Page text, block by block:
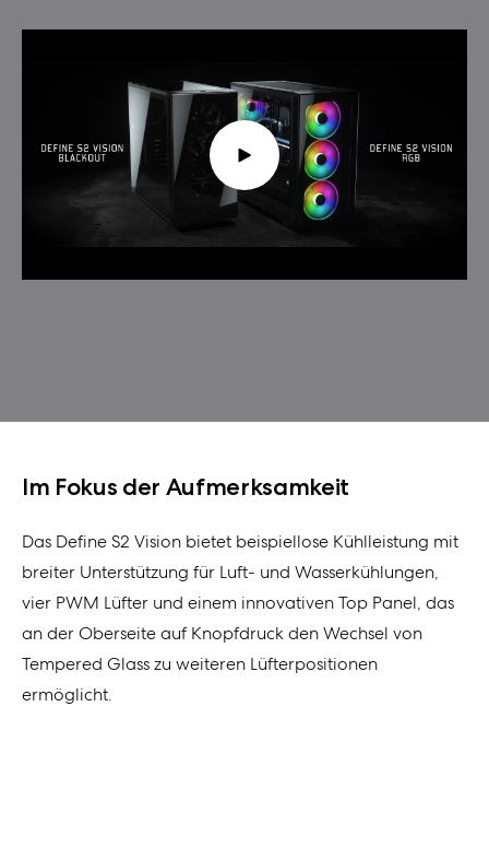
Im Fokus der Aufmerksamkeit
Das Define S2 Vision bietet beispiellose Kühlleistung mit
breiter Unterstützung für Luft- und Wasserkühlungen,
vier PWM Lüfter und einem innovativen Top Panel, das
an der Oberseite auf Knopfdruck den Wechsel von
Tempered Glass zu weiteren Lüfterpositionen
ermöglicht.